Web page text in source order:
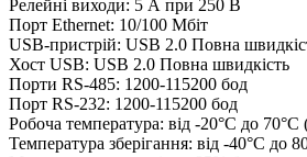
Релейні виходи: 5 А при 250 В
Порт Ethernet: 10/100 Мбіт
USB-пристрій: USB 2.0 Повна
Хост USB: USB 2.0 Повна швидкість
Порти RS-485: 1200-115200 бод
Порт RS-232: 1200-115200 бод
Робоча температура: від -20°C до 70°C
Температура зберігання: від -40°C до